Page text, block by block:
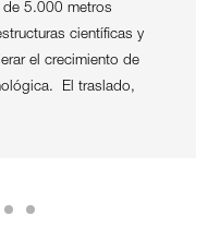
de 5.000 metros
científicas y
el crecimiento de
El traslado,